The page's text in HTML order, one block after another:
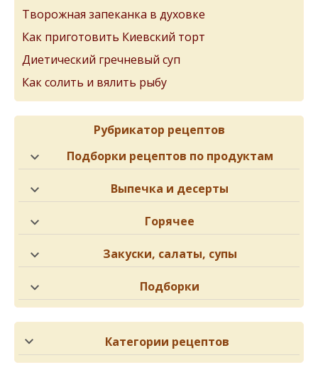
Творожная запеканка в духовке
Как приготовить Киевский торт
Диетический гречневый суп
Как солить и вялить рыбу
Рубрикатор рецептов
Подборки рецептов по продуктам
Выпечка и десерты
Горячее
Закуски, салаты, супы
Подборки
Категории рецептов